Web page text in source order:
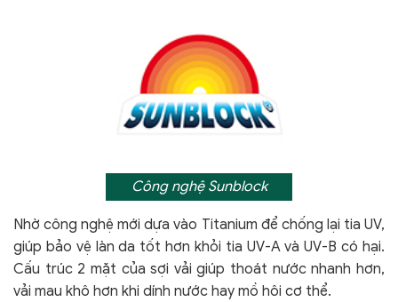
Công nghệ Sunblock
Nhờ công nghệ mới dựa vào Titanium để chống lại tia UV,
giúp bảo vệ làn da tốt hơn khỏi tia UV-A và UV-B có hại.
Cấu trúc 2 mặt của sợi vải giúp thoát nước nhanh hơn,
vải mau khô hơn khi dính nước hay mồ hôi cơ thể.